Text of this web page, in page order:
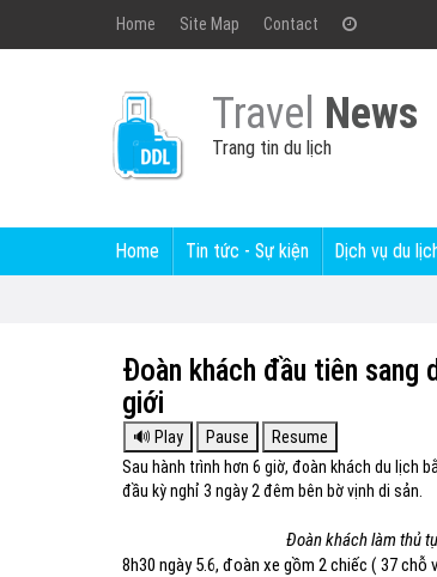
Home Site Map Contact
Travel News
Trang tin du lịch
Home Tin tức - Sự kiện Dịch vụ du
Đoàn khách đầu tiên sang
giới
Sau hành trình hơn 6 giờ, đoàn khách du lịch
đầu kỳ nghỉ 3 ngày 2 đêm bên bờ vịnh di sản.
Đoàn khách làm thủ
8h30 ngày 5.6, đoàn xe gồm 2 chiếc ( 37